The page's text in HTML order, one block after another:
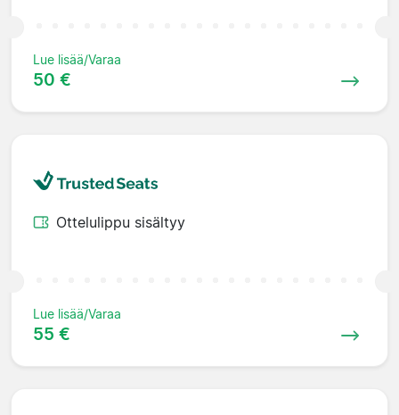
Lue lisää/Varaa
50 €
Ottelulippu sisältyy
Lue lisää/Varaa
55 €